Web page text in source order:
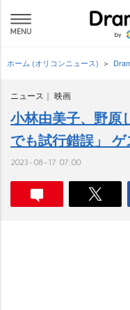
ホーム (オリコンニュース)
ニュース 映画
小林由美子、野原
でも試行錯誤」
2023-08-17 07:00